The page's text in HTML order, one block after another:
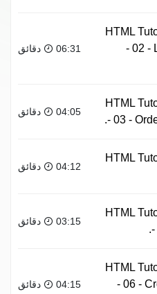
HTML
- 02 -
06:31 دقائق
HTML
- 03 -
04:05 دقائق
HTML
04:12 دقائق
HTML
-
03:15 دقائق
HTML
- 06 -
04:15 دقائق